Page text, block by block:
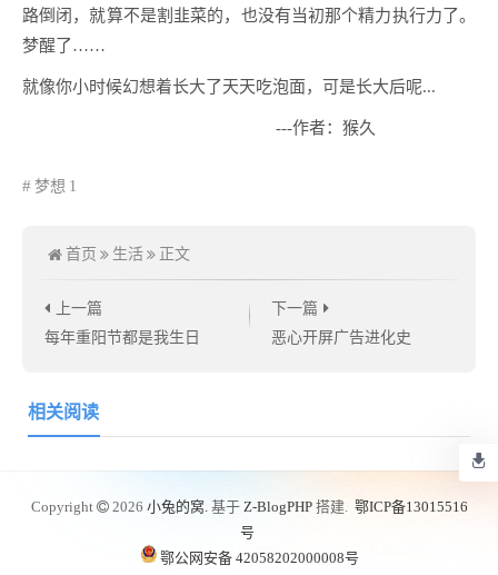
路倒闭，就算不是割韭菜的，也没有当初那个精力执行力了。
梦醒了……
就像你小时候幻想着长大了天天吃泡面，可是长大后呢...
---作者：猴久
梦想 1
首页 生活 正文
上一篇
每年重阳节都是我生日
下一篇
恶心开屏广告进化史
相关阅读
Copyright 2026 小兔的窝. 基于 Z-BlogPHP 搭建. 鄂ICP备13015516
号
鄂公网安备 42058202000008号
数据库查询：11 次，